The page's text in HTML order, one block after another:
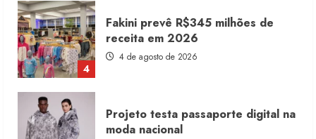
4
Fakini prevê R$345 milhões de
receita em 2026
4 de agosto de 2026
Projeto testa passaporte digital na
moda nacional